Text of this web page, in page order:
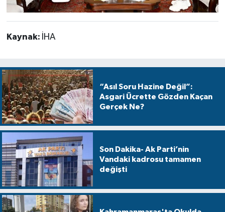
Kaynak: İHA
“Asıl Soru Hazine Değil”:
Asgari Ücrette Gözden Kaçan
Gerçek Ne?
Son Dakika- Ak Parti’nin
Vandaki kadrosu tamamen
değişti